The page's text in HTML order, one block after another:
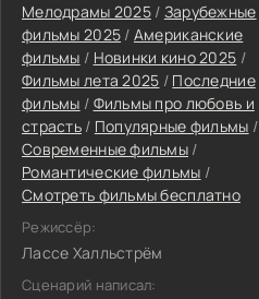
Мелодрамы 2025/ Зарубежные
фильмы 2025 / Американские
фильмы / Новинки кино 2025 /
Фильмы лета 2025 / Последние
фильмы / Фильмы про любовь и
страсть/ Популярные фильмы /
Современные фильмы /
Романтические фильмы /
Смотреть фильмы бесплатно
Режиссёр:
Лассе Халльстрём
Сценарий написал: